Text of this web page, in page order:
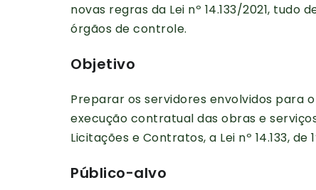
novas regras da Lei nº 14.133/2021,
órgãos de controle.
Objetivo
Preparar os servidores envolvidos para
execução contratual das obras e
Licitações e Contratos, a Lei nº 14.133, de
Público-alvo